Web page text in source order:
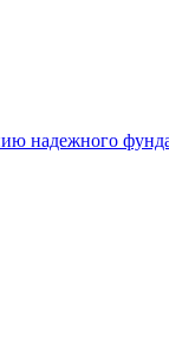
надежного